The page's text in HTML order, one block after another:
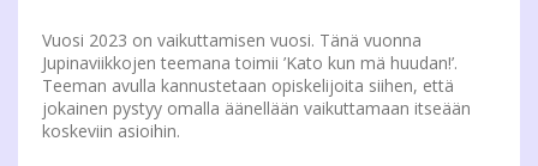
Vuosi 2023 on vaikuttamisen vuosi. Tänä vuonna
Jupinaviikkojen teemana toimii ’Kato kun mä huudan!’.
Teeman avulla kannustetaan opiskelijoita siihen, että
jokainen pystyy omalla äänellään vaikuttamaan itseään
koskeviin asioihin.